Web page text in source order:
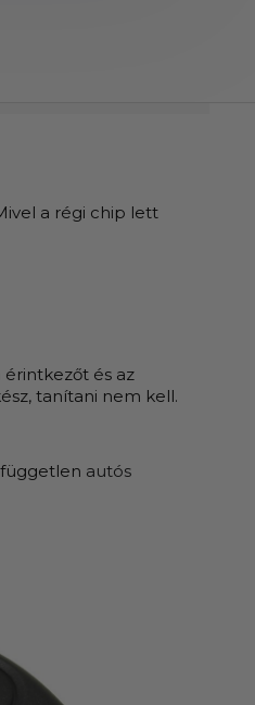
a régi chip lett
érintkezőt és az
tanítani nem kell.
autós